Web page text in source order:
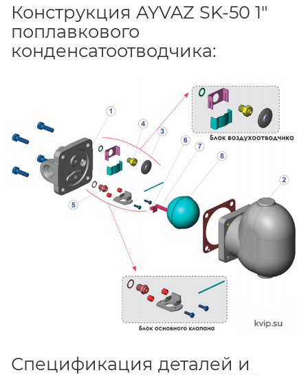
Конструкция AYVAZ SK-50 1"
поплавкового
конденсатоотводчика:
Спецификация деталей и